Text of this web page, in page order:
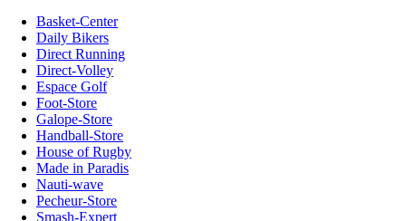
Basket-Center
Daily Bikers
Direct Running
Direct-Volley
Espace Golf
Foot-Store
Galope-Store
Handball-Store
House of Rugby
Made in Paradis
Nauti-wave
Pecheur-Store
Smash-Expert